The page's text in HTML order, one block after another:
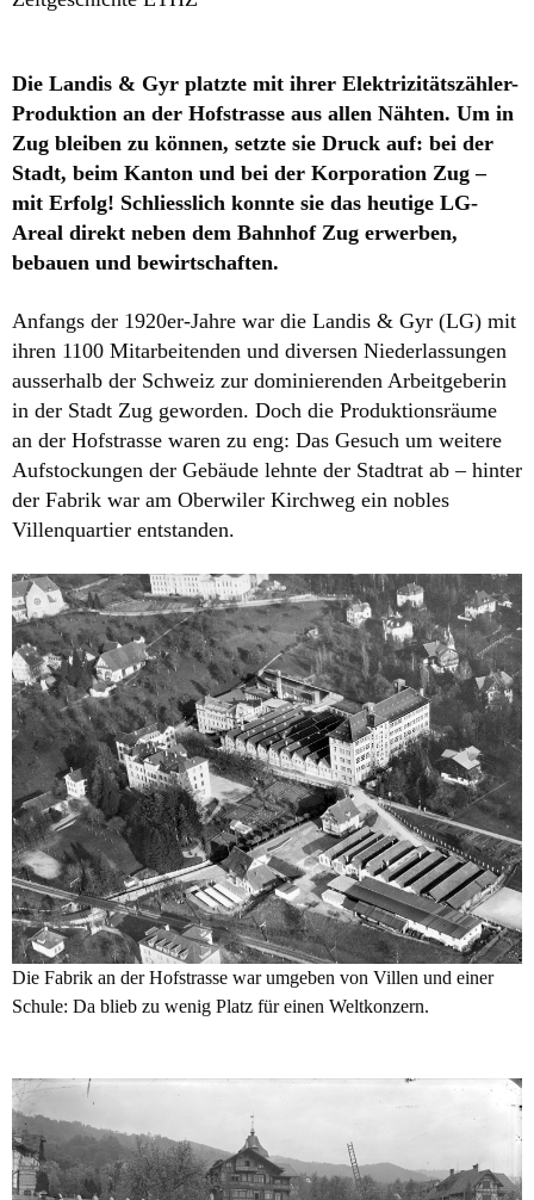
Die Landis & Gyr platzte mit ihrer Elektrizitätszähler-
Produktion an der Hofstrasse aus allen Nähten. Um in
Zug bleiben zu können, setzte sie Druck auf: bei der
Stadt, beim Kanton und bei der Korporation Zug –
mit Erfolg! Schliesslich konnte sie das heutige LG-
Areal direkt neben dem Bahnhof Zug erwerben,
bebauen und bewirtschaften.
Anfangs der 1920er-Jahre war die Landis & Gyr (LG) mit
ihren 1100 Mitarbeitenden und diversen Niederlassungen
ausserhalb der Schweiz zur dominierenden Arbeitgeberin
in der Stadt Zug geworden. Doch die Produktionsräume
an der Hofstrasse waren zu eng: Das Gesuch um weitere
Aufstockungen der Gebäude lehnte der Stadtrat ab – hinter
der Fabrik war am Oberwiler Kirchweg ein nobles
Villenquartier entstanden.
Die Fabrik an der Hofstrasse war umgeben von Villen und einer
Schule: Da blieb zu wenig Platz für einen Weltkonzern.